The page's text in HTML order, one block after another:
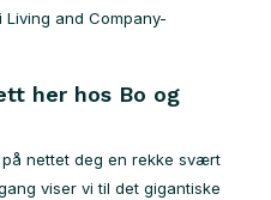
and Company-
her hos Bo og
nettet deg en rekke svært
viser vi til det gigantiske